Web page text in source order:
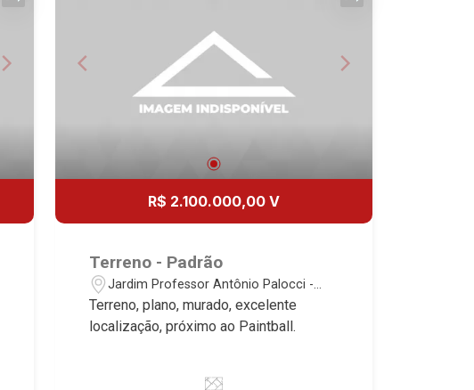
R$ 2.100.000,00 V
Terreno - Padrão
Jardim Professor Antônio Palocci -
Ribeirão Preto/SP
Terreno, plano, murado, excelente
localização, próximo ao Paintball.